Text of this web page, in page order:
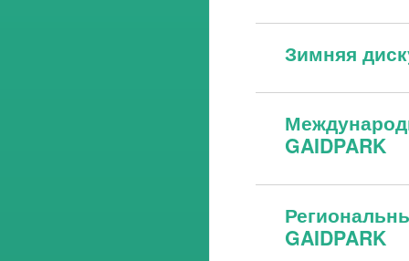
Зимняя
GAIDPARK
GAIDPARK